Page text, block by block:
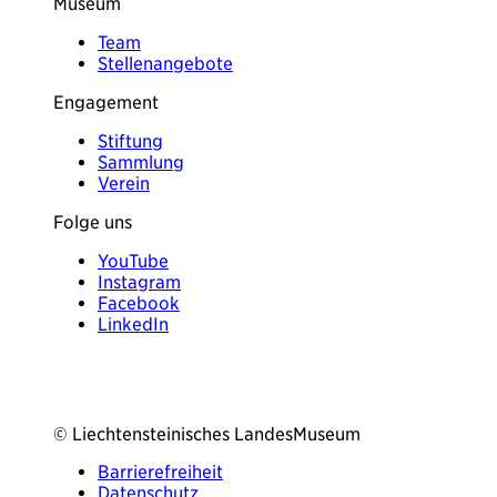
Team
Stellenangebote
Engagement
Stiftung
Sammlung
Verein
Folge uns
YouTube
Instagram
Facebook
LinkedIn
© Liechtensteinisches LandesMuseum
Barrierefreiheit